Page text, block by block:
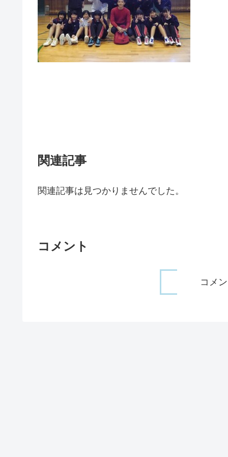
関連記事
関連記事は見つかりませんでした。
コメント
コメ